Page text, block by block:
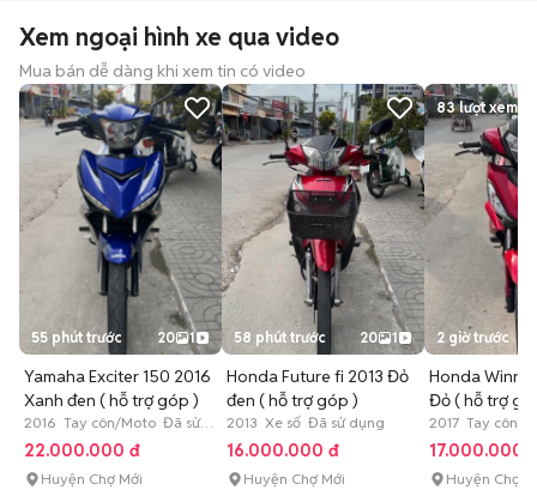
Xem ngoại hình xe qua video
Mua bán dễ dàng khi xem tin có video
55 phút trước 20 1
Yamaha Exciter 150 2016
Xanh đen ( hỗ trợ góp )
2016 Tay côn/Moto Đã sử
dụng
22.000.000 đ
Huyện Chợ Mới
58 phút trước 20 1
Honda Future fi 2013 Đỏ
đen ( hỗ trợ góp )
2013 Xe số Đã sử dụng
16.000.000 đ
Huyện Chợ Mới
83lượt xem
2 giờ trước
Honda
Đỏ ( hỗ trợ
2017 Tay côn/
dụng
17.000.000
Huyện Chợ